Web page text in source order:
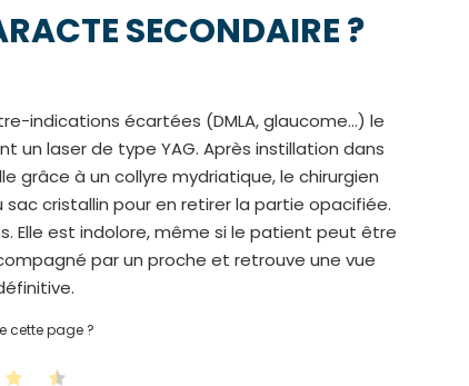
SECONDAIRE ?
indications écartées (DMLA, glaucome…) le
laser de type YAG. Après instillation dans
à un collyre mydriatique, le chirurgien
cristallin pour en retirer la partie opacifiée.
Elle est indolore, même si le patient peut être
par un proche et retrouve une vue
cette page ?